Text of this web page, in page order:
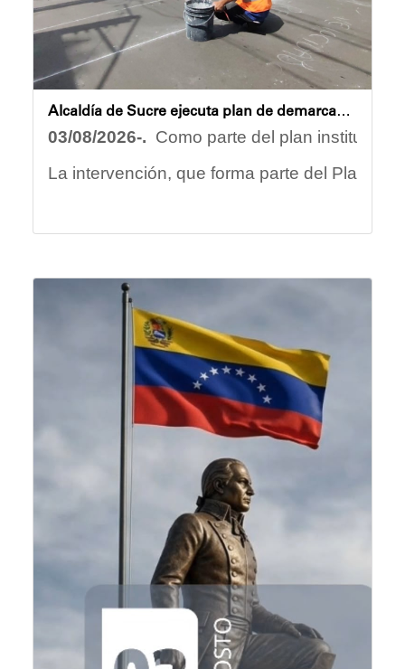
Alcaldía de Sucre ejecuta plan de demarcación vial en Los Chorros para optimizar la seguridad y movilidad
03/08/2026-. Como parte del plan
La intervención, que forma parte del Plan de
· Recuperación de pasos peatonales tipo
· Pintura de flechas direccionales y
· Adecuación de brocales y señalización
Estas acciones complementan los trabajos
La demarcación vial en Los Chorros
Con estas acciones, la Alcaldía de Sucre
Recomendaciones a los conductores
La Alcaldía exhorta a los conductores a